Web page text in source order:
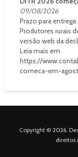
09/08/2026
Prazo para
Produtores rurais
versão web da
Leia mais em
https://
comeca-em-
Copyright © 2026.
direitos